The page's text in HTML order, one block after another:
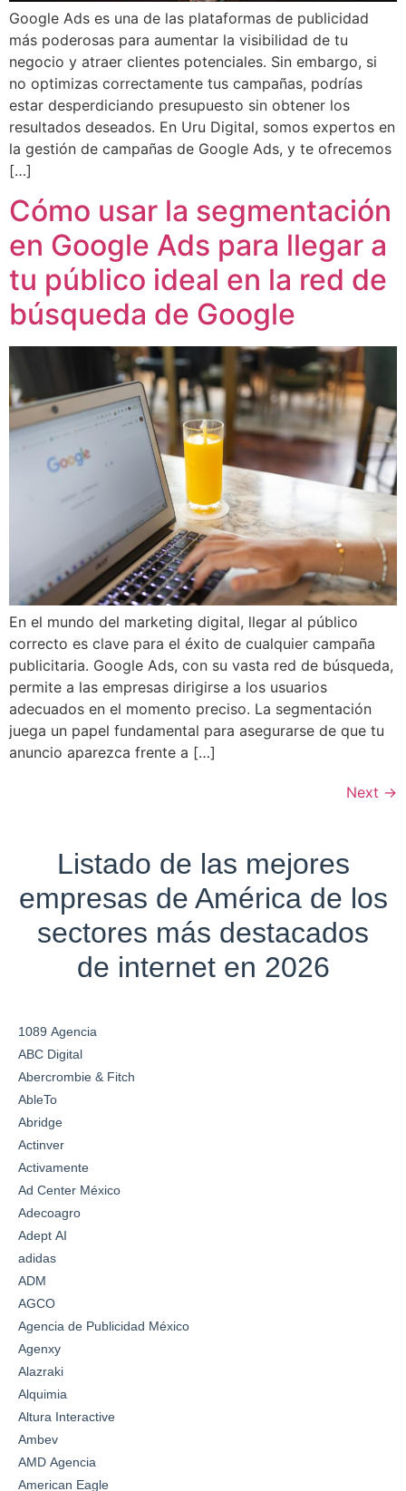
Google Ads es una de las plataformas de publicidad
más poderosas para aumentar la visibilidad de tu
negocio y atraer clientes potenciales. Sin embargo, si
no optimizas correctamente tus campañas, podrías
estar desperdiciando presupuesto sin obtener los
resultados deseados. En Uru Digital, somos expertos en
la gestión de campañas de Google Ads, y te ofrecemos
[…]
Cómo usar la segmentación
en Google Ads para llegar a
tu público ideal en la red de
búsqueda de Google
En el mundo del marketing digital, llegar al público
correcto es clave para el éxito de cualquier campaña
publicitaria. Google Ads, con su vasta red de búsqueda,
permite a las empresas dirigirse a los usuarios
adecuados en el momento preciso. La segmentación
juega un papel fundamental para asegurarse de que tu
anuncio aparezca frente a […]
Next →
Listado de las mejores
empresas de América de los
sectores más destacados
de internet en 2026
1089 Agencia
ABC Digital
Abercrombie & Fitch
AbleTo
Abridge
Actinver
Activamente
Ad Center México
Adecoagro
Adept AI
adidas
ADM
AGCO
Agencia de Publicidad México
Agenxy
Alazraki
Alquimia
Altura Interactive
Ambev
AMD Agencia
American Eagle